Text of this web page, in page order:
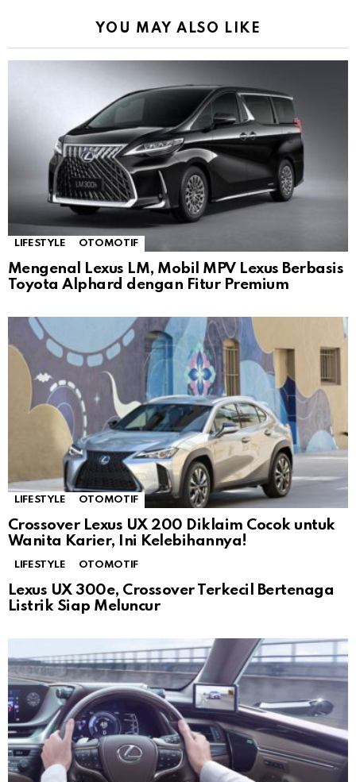
YOU MAY ALSO LIKE
LIFESTYLE OTOMOTIF
Mengenal Lexus LM, Mobil MPV Lexus Berbasis
Toyota Alphard dengan Fitur Premium
LIFESTYLE OTOMOTIF
Crossover Lexus UX 200 Diklaim Cocok untuk
Wanita Karier, Ini Kelebihannya!
LIFESTYLE OTOMOTIF
Lexus UX 300e, Crossover Terkecil Bertenaga
Listrik Siap Meluncur